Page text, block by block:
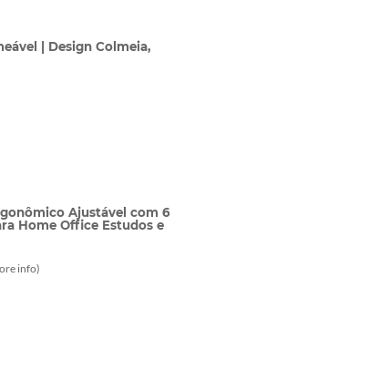
| Design Colmeia,
Ajustável com 6
Home Office Estudos e
info)